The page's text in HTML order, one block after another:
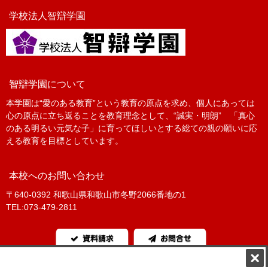
学校法人智辯学園
智辯学園について
本学園は“愛のある教育”という教育の原点を求め、個人にあっては
心の原点に立ち返ることを教育理念として、“誠実・明朗” 「真心
のある明るい元気な子」に育ってほしいとする総ての親の願いに応
える教育を目標としています。
本校へのお問い合わせ
〒640-0392 和歌山県和歌山市冬野2066番地の1
TEL:073-479-2811
資料請求 お問合せ